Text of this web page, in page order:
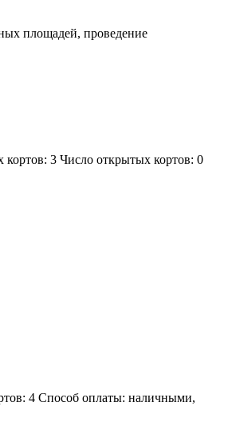
площадей, проведение
3 Число открытых кортов: 0
4 Способ оплаты: наличными,